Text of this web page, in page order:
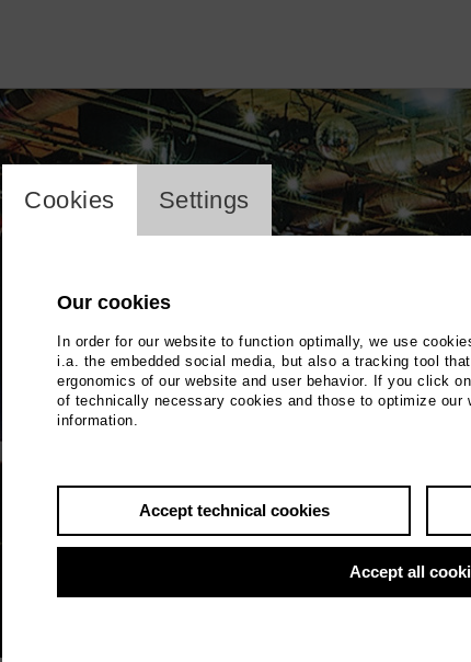
cookie_layer
Cookies Settings
Our cookies
In order for our website to function optimally, we use
i.a. the embedded social media, but also a tracking tool
ergonomics of our website and user behavior. If you click
of technically necessary cookies and those to optimize our
information.
Accept technical cookies
Accept all